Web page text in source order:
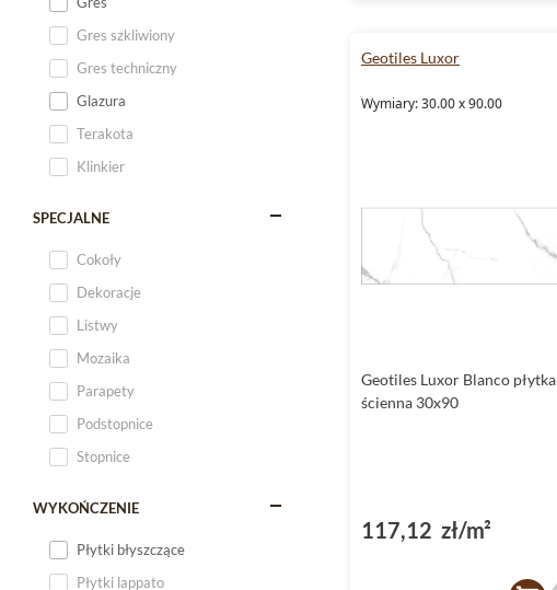
Gres szkliwiony
Gres techniczny
Glazura
Terakota
Klinkier
SPECJALNE
Cokoły
Dekoracje
Listwy
Mozaika
Parapety
Podstopnice
Stopnice
WYKOŃCZENIE
Płytki błyszczące
Płytki lappato
Geotiles Luxor
Wymiary: 30.00 x 90.00
Geotiles Luxor Blanco płytka
ścienna 30x90
117,12 zł/m²